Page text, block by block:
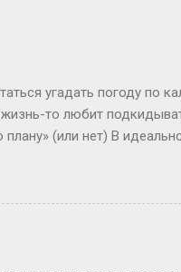
угадать погоду по
то любит
(или нет) В
ушёл в армию, вернулся —
взяла gap year,
курсовые. Кстати, в
получил школьный